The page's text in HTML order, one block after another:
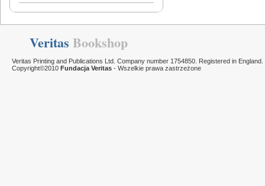
Veritas Bookshop
Veritas Printing and Publications Ltd. Company number 1754850. Registered in England.
Copyright©2010 Fundacja Veritas - Wszelkie prawa zastrzeżone